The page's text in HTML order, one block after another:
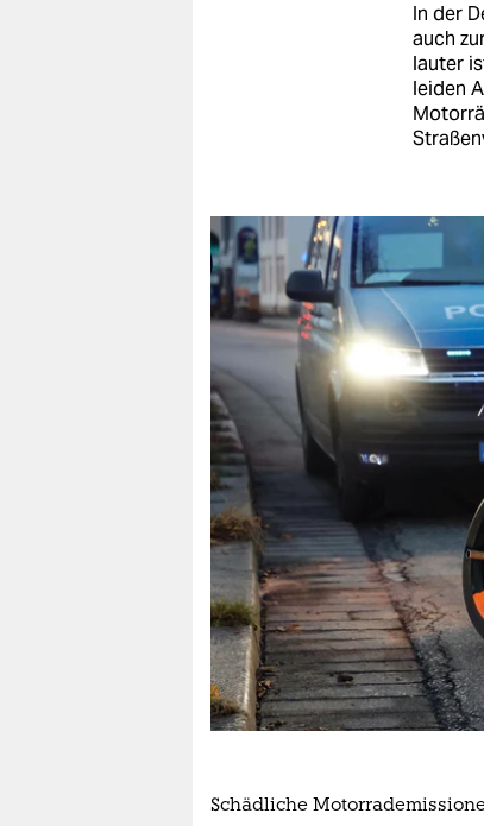
unterstützen
abo
genossenschaft
epaper login
In der
auch
lauter
leiden
Schädliche